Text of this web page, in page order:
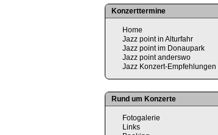
Konzerttermine
Home
Jazz point in Alturfahr
Jazz point im Donaupark
Jazz point anderswo
Jazz Konzert-Empfehlungen
Rund um Konzerte
Fotogalerie
Links